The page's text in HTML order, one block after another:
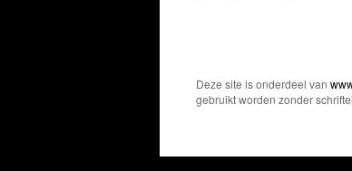
Deze site is onderdeel van
gebruikt worden zonder